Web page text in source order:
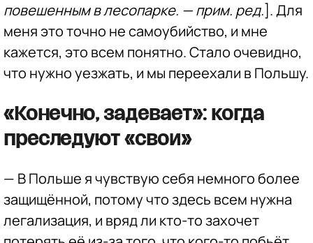
повешенным в лесопарке. — прим. ред.]. Для
меня это точно не самоубийство, и мне
кажется, это всем понятно. Стало очевидно,
что нужно уезжать, и мы переехали в Польшу.
«Конечно, задевает»: когда
преследуют «свои»
— В Польше я чувствую себя немного более
защищённой, потому что здесь всем нужна
легализация, и вряд ли кто-то захочет